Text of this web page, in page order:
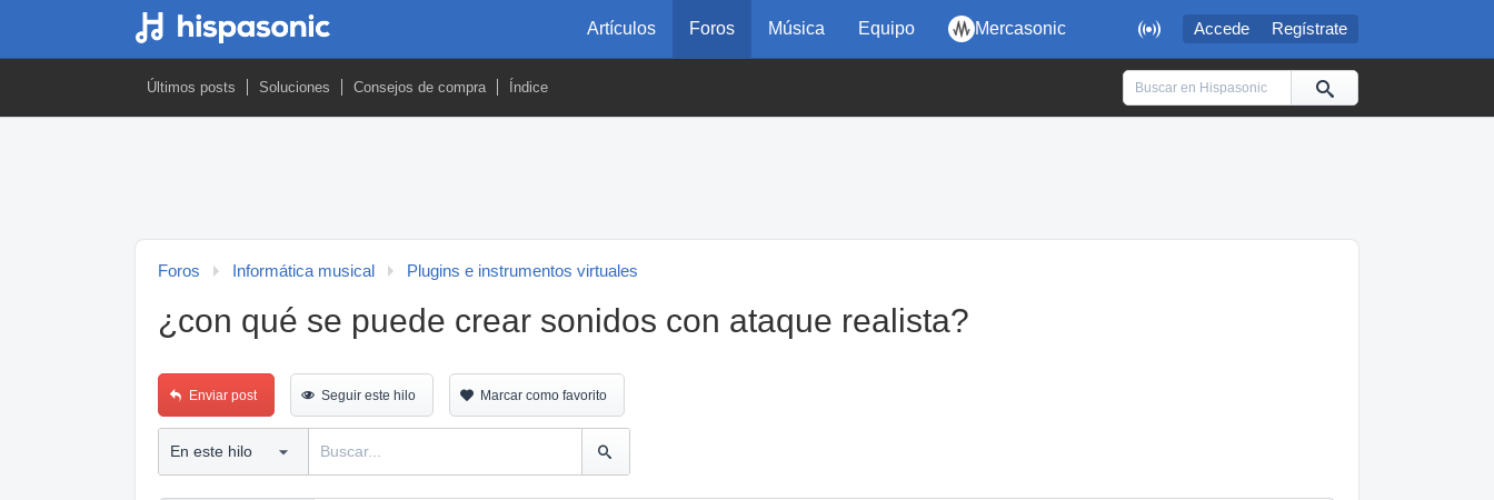
 Accede Regístrate
Artículos Foros Música Equipo Mercasonic
Últimos posts Soluciones Consejos de compra Índice
Foros Informática musical Plugins e instrumentos virtuales
¿con qué se puede crear sonidos con ataque realista?
Enviar post Seguir este hilo Marcar como favorito